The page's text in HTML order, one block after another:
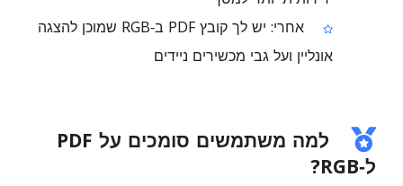
אחרי: יש לך קובץ PDF ב‑RGB שמוכן להצגה
אונליין ועל גבי מכשירים ניידים
למה משתמשים סומכים על PDF
ל‑RGB?